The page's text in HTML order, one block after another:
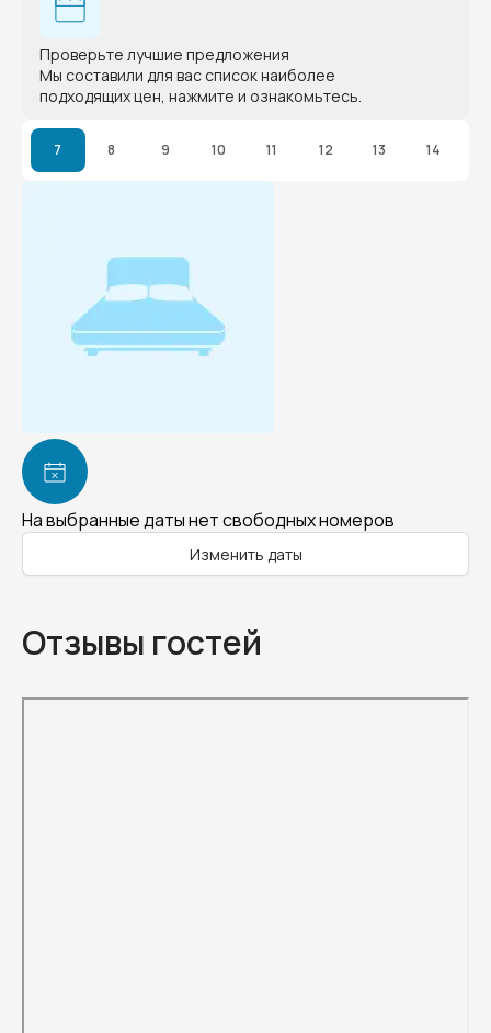
Проверьте лучшие предложения
Мы составили для вас список наиболее
подходящих цен, нажмите и ознакомьтесь.
7 8 9 10 11 12 13 14
На выбранные даты нет свободных номеров
Изменить даты
Отзывы гостей